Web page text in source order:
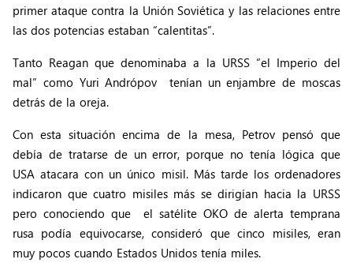
primer ataque contra la Unión Soviética y las relaciones entre
las dos potencias estaban “calentitas”.
Tanto Reagan que denominaba a la URSS “el Imperio del
mal” como Yuri Andrópov tenían un enjambre de moscas
detrás de la oreja.
Con esta situación encima de la mesa, Petrov pensó que
debía de tratarse de un error, porque no tenía lógica que
USA atacara con un único misil. Más tarde los ordenadores
indicaron que cuatro misiles más se dirigían hacia la URSS
pero conociendo que el satélite OKO de alerta temprana
rusa podía equivocarse, consideró que cinco misiles, eran
muy pocos cuando Estados Unidos tenía miles.